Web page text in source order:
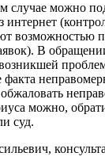
случае можно
интернет
возможностью
В
можно,
суд.